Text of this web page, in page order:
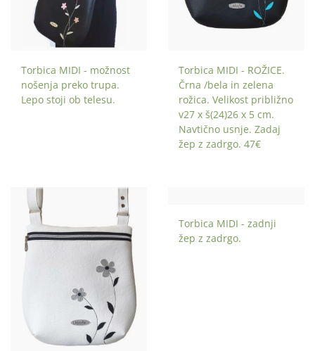
Torbica MIDI - možnost
nošenja preko trupa.
Lepo stoji ob telesu.
Torbica MIDI - ROŽICE.
Črna /bela in zelena
rožica. Velikost približno
v27 x š(24)26 x 5 cm.
Navtično usnje. Zadaj
žep z zadrgo. 47€
Torbica MIDI - zadnji
žep z zadrgo.